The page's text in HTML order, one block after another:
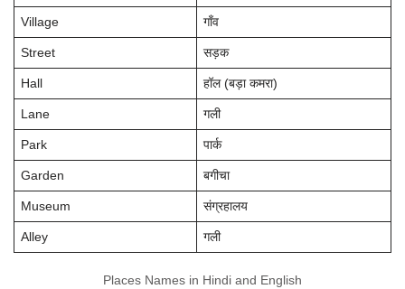
Village गाँव
Street सड़क
Hall हॉल (बड़ा कमरा)
Lane गली
Park पार्क
Garden बगीचा
Museum संग्रहालय
Alley गली
Places Names in Hindi and English